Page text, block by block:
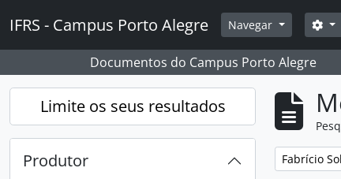
IFRS - Campus Porto Alegre Navegar
Documentos do Campus Porto Alegre
Limite os seus resultados
Produtor Remover
Fabrício